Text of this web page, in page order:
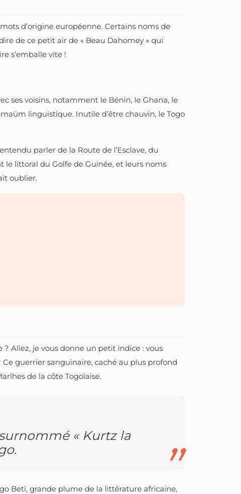
d’origine européenne. Certains noms de
de ce petit air de « Beau Dahomey » qui
s’emballe vite !
ses voisins, notamment le Bénin, le Ghana, le
linguistique. Inutile d’être chauvin, le Togo
parler de la Route de l’Esclave, du
le littoral du Golfe de Guinée, et leurs noms
oublier.
Allez, je vous donne un petit indice : vous
guerrier sanguinaire, caché au plus profond
de la côte Togolaise.
« Kurtz la
Beti, grande plume de la littérature africaine,